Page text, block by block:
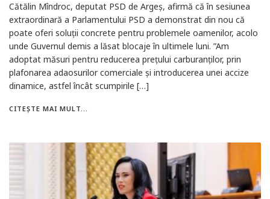
Cătălin Mîndroc, deputat PSD de Argeș, afirmă că în sesiunea
extraordinară a Parlamentului PSD a demonstrat din nou că
poate oferi soluții concrete pentru problemele oamenilor, acolo
unde Guvernul demis a lăsat blocaje în ultimele luni. ”Am
adoptat măsuri pentru reducerea prețului carburanților, prin
plafonarea adaosurilor comerciale și introducerea unei accize
dinamice, astfel încât scumpirile […]
CITEȘTE MAI MULT...